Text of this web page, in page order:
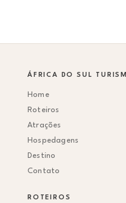
ÁFRICA DO SUL
Home
Roteiros
Atrações
Hospedagens
Destino
Contato
ROTEIROS